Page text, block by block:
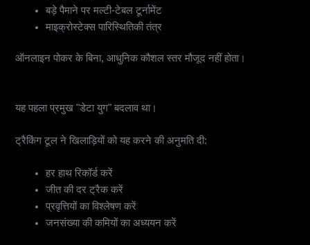
बड़े पैमाने पर मल्टी-टेबल टूर्नामेंट
माइक्रोस्टेक्स पारिस्थितिकी तंत्र
ऑनलाइन पोकर के बिना, आधुनिक कौशल स्तर मौजूद नहीं होता।
यह पहला प्रमुख "डेटा युग" बदलाव था।
ट्रैकिंग टूल ने खिलाड़ियों को यह करने की अनुमति दी:
हर हाथ रिकॉर्ड करें
जीत की दर ट्रैक करें
प्रवृत्तियों का विश्लेषण करें
जनसंख्या की कमियों का अध्ययन करें